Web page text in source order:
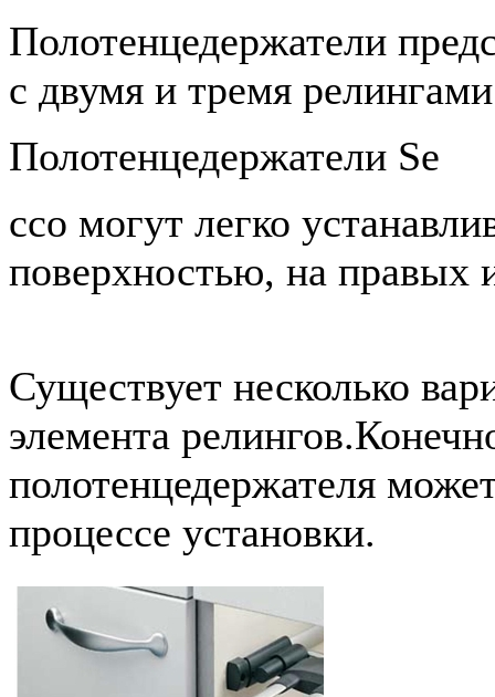
Полотенцедержатели
с двумя и тремя
Полотенцедержатели Se
cco могут легко
поверхностью, на правых
Существует несколько
элемента
полотенцедержателя
процессе установки.